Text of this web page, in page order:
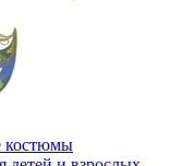
костюмы